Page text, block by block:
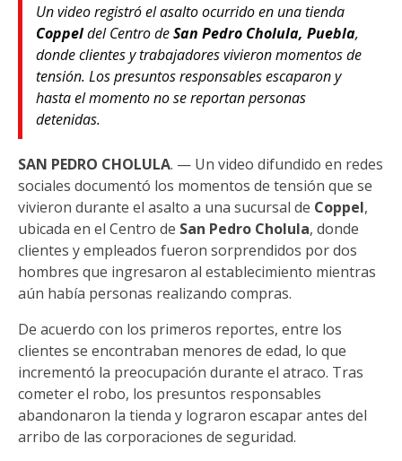
Un video registró el asalto ocurrido en una tienda
Coppeldel Centro deSan Pedro Cholula, Puebla,
donde clientes y trabajadores vivieron momentos de
tensión. Los presuntos responsables escaparon y
hasta el momento no se reportan personas
detenidas.
SAN PEDRO CHOLULA. — Un video difundido en redes
sociales documentó los momentos de tensión que se
vivieron durante el asalto a una sucursal de Coppel,
ubicada en el Centro de San Pedro Cholula, donde
clientes y empleados fueron sorprendidos por dos
hombres que ingresaron al establecimiento mientras
aún había personas realizando compras.
De acuerdo con los primeros reportes, entre los
clientes se encontraban menores de edad, lo que
incrementó la preocupación durante el atraco. Tras
cometer el robo, los presuntos responsables
abandonaron la tienda y lograron escapar antes del
arribo de las corporaciones de seguridad.